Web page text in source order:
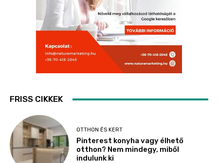
FRISS CIKKEK
OTTHON ÉS KERT
Pinterest konyha vagy élhető
otthon? Nem mindegy, miből
indulunk ki